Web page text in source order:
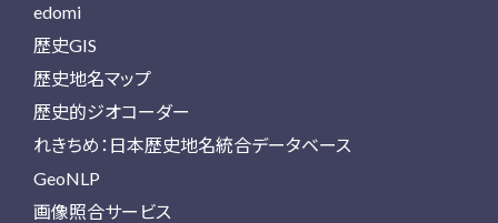
edomi
歴史GIS
歴史地名マップ
歴史的ジオコーダー
れきちめ：日本歴史地名統合データベース
GeoNLP
画像照合サービス